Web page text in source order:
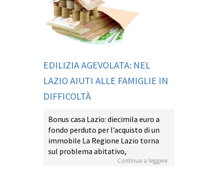
EDILIZIA AGEVOLATA: NEL
LAZIO AIUTI ALLE FAMIGLIE IN
DIFFICOLTÀ
Bonus casa Lazio: diecimila euro a
fondo perduto per l’acquisto di un
immobile La Regione Lazio torna
sul problema abitativo,
Continua a leggere